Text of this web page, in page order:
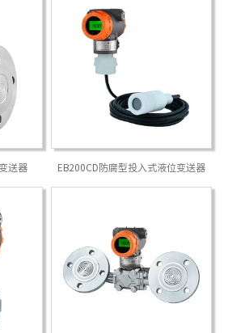
送器 EB200CD防腐型投入式液位变送器
器 EBWSS双金属温度计
关 FS01连杆式浮球液位开关
EBLC超声波流量计